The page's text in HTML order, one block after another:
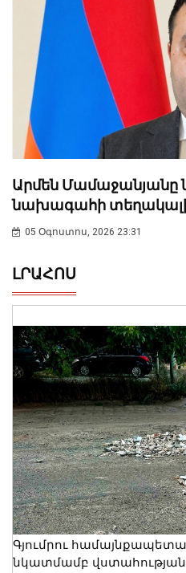
Արմեն Մամաջանյանը
նախագահի
05 Օգոստոս, 2026 23:31
ԼՐԱՀՈՍ
Գյումրու
նկատմամբ